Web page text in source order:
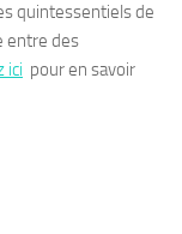
quintessentiels de
entre des
ici pour en savoir